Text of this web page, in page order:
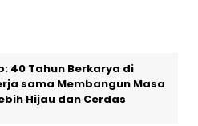
40 Tahun Berkarya di
sama Membangun Masa
Hijau dan Cerdas